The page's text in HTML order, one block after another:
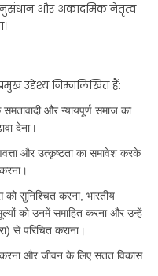
और अकादमिक नेतृत्व
उद्देश्य निम्नलिखित हैं:
समतावादी और न्यायपूर्ण समाज का
देना।
और उत्कृष्टता का समावेश करके
को सुनिश्चित करना, भारतीय
को उनमें समाहित करना और उन्हें
से परिचित कराना।
करना और जीवन के लिए सतत विकास